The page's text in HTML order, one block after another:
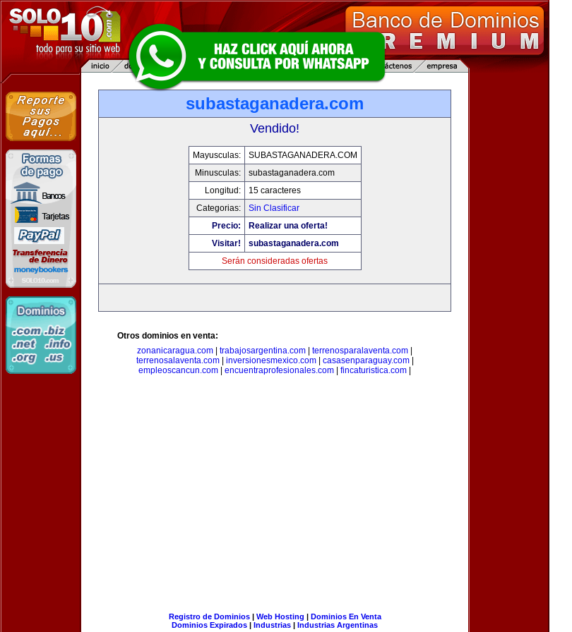
subastaganadera.com
Vendido!
Mayusculas:
SUBASTAGANADERA.COM
Minusculas:
subastaganadera.com
Longitud:
15 caracteres
Categorias:
Sin Clasificar
Precio:
Realizar una oferta!
Visitar!
subastaganadera.com
Serán consideradas ofertas
Otros dominios en venta:
zonanicaragua.com
trabajosargentina.com terrenosparalaventa.com
terrenosalaventa.com| inversionesmexico.com| casasenparaguay.com|
empleoscancun.com
encuentraprofesionales.com fincaturistica.com
Registro de Dominios| Web Hosting | Dominios En Venta
Dominios Expirados | Industrias | Industrias Argentinas